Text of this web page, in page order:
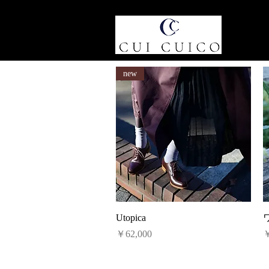
new
Utopica
価格
￥62,000